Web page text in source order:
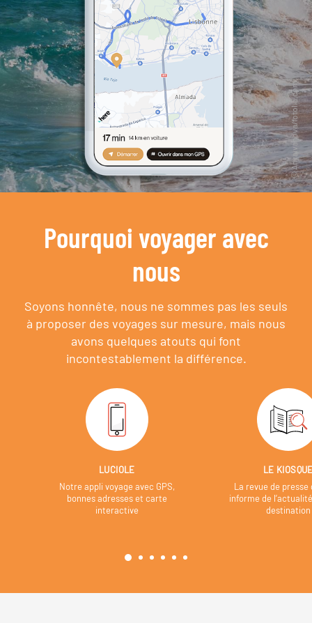
Pourquoi voyager avec
nous
Soyons honnête, nous ne sommes pas les seuls
à proposer des voyages sur mesure, mais nous
avons quelques atouts qui font
incontestablement la différence.
LUCIOLE
Notre appli voyage avec GPS,
bonnes adresses et carte
interactive
LE
La revue de presse
informe de
destination